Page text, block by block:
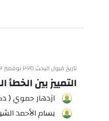
تاريخ قبول البحث ٢٠٢٥ نوفمبر ٠٣
التمييز بين
ازدهار حموي (
بسام الأحمد